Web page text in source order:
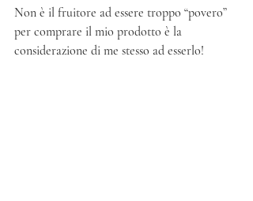
Non è il fruitore ad essere troppo “povero”
per comprare il mio prodotto è la
considerazione di me stesso ad esserlo!